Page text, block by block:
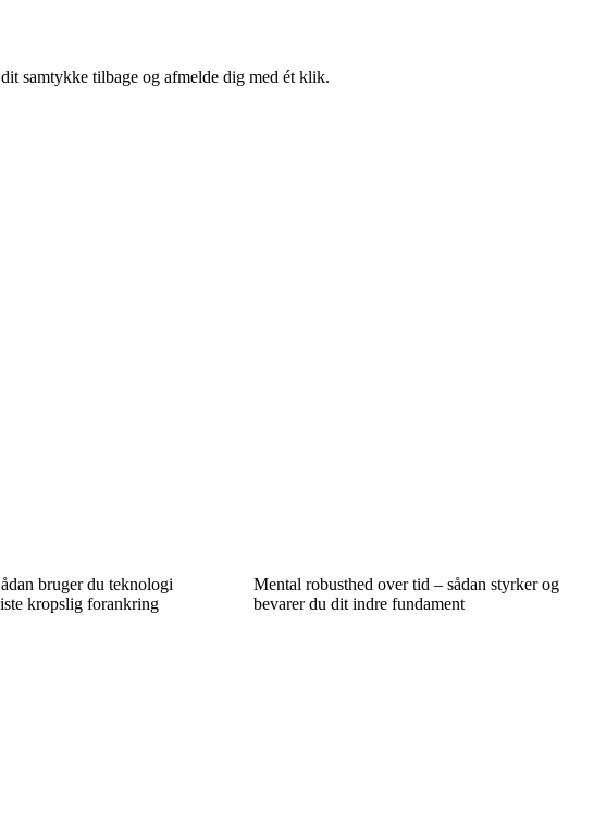
samtykke tilbage og afmelde dig med ét klik.
bruger du teknologi
kropslig forankring
Mental robusthed over tid – sådan styrker og
bevarer du dit indre fundament